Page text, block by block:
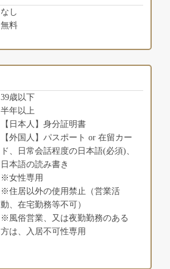
なし
無料
39歳以下
半年以上
【日本人】身分証明書
【外国人】パスポート or 在留カー
ド、日常会話程度の日本語(必須)、
日本語の読み書き
※女性専用
※住居以外の使用禁止（営業活
動、在宅勤務等不可）
※風俗営業、又は夜勤勤務のある
方は、入居不可性専用